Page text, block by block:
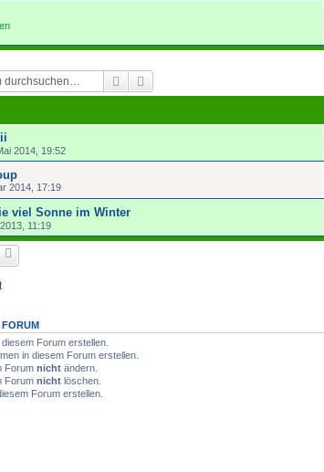
Suche
2014, 19:52
2014, 17:19
viel Sonne im Winter
11:19
FORUM
Forum erstellen.
in diesem Forum erstellen.
Forum nicht ändern.
Forum nicht löschen.
Forum erstellen.